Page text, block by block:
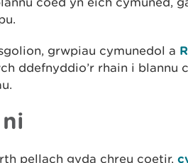
grwpiau cymunedol a
ddefnyddio’r rhain i blannu
pellach gyda chreu coetir,